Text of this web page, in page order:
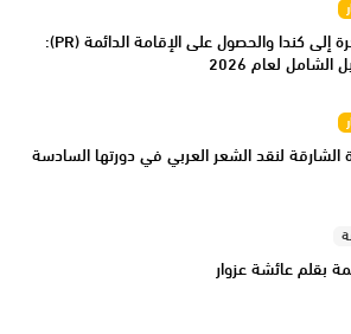
الهجرة إلى كندا والحصول على الإقامة الدائمة (PR):
الشامل لعام 2026
الشارقة لنقد الشعر العربي في دورتها السادسة
بقلم عائشة عزوار